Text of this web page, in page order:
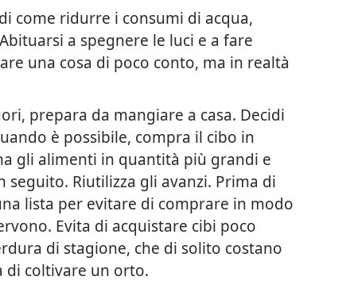
come ridurre i consumi di acqua,
a spegnere le luci e a fare
una cosa di poco conto, ma in realtà
prepara da mangiare a casa. Decidi
è possibile, compra il cibo in
gli alimenti in quantità più grandi e
seguito. Riutilizza gli avanzi. Prima di
lista per evitare di comprare in modo
Evita di acquistare cibi poco
di stagione, che di solito costano
di coltivare un orto.